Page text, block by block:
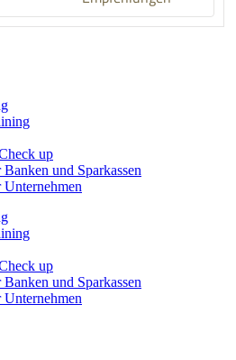
up
und Sparkassen
up
und Sparkassen